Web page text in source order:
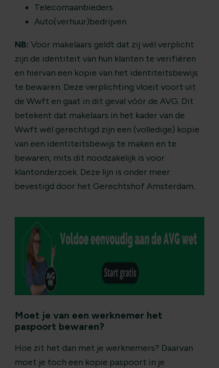
Telecomaanbieders
Auto(verhuur)bedrijven
NB: Voor makelaars geldt dat zij wél verplicht
zijn de identiteit van hun klanten te verifiëren
en hiervan een kopie van het identiteitsbewijs
te bewaren. Deze verplichting vloeit voort uit
de Wwft en gaat in dit geval vóór de AVG. Dit
betekent dat makelaars in het kader van de
Wwft wél gerechtigd zijn een (volledige) kopie
van een identiteitsbewijs te maken en te
bewaren, mits dit noodzakelijk is voor
klantonderzoek. Deze lijn is onder meer
bevestigd door het Gerechtshof Amsterdam.
Moet je van een werknemer het
paspoort bewaren?
Hoe zit het dan met je werknemers? Daarvan
moet je toch een kopie paspoort in je